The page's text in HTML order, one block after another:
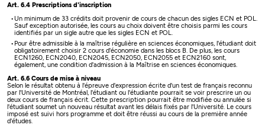
Art. 6.4 Prescriptions d'inscription
Un minimum de 33 crédits doit provenir de cours de chacun des sigles ECN et POL.
Sauf exception autorisée, les cours au choix doivent être choisis parmi les cours
identifiés par un sigle autre que les sigles ECN et POL.
Pour être admissible à la maîtrise régulière en sciences économiques, l'étudiant doit
obligatoirement choisir 2 cours d'économie dans les blocs B. De plus, les cours
ECN1260, ECN2040, ECN2045, ECN2050, ECN2055 et ECN2160 sont,
également, une condition d'admission à la Maîtrise en sciences économiques.
Art. 6.6 Cours de mise à niveau
Selon le résultat obtenu à l'épreuve d'expression écrite d'un test de français reconnu
par l'Université de Montréal, l'étudiant ou l'étudiante pourrait se voir prescrire un ou
deux cours de français écrit. Cette prescription pourrait être modifiée ou annulée si
l'étudiant soumet un nouveau résultat avant les délais fixés par l'Université. Le cours
imposé est suivi hors programme et doit être réussi au cours de la première année
d'études.